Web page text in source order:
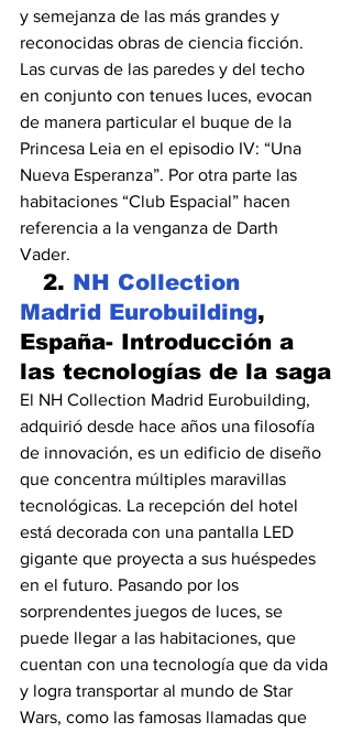
y semejanza de las más grandes y
reconocidas obras de ciencia ficción.
Las curvas de las paredes y del techo
en conjunto con tenues luces, evocan
de manera particular el buque de la
Princesa Leia en el episodio IV: “Una
Nueva Esperanza”. Por otra parte las
habitaciones “Club Espacial” hacen
referencia a la venganza de Darth
Vader.
2. NH Collection
Madrid Eurobuilding,
España- Introducción a
las tecnologías de la saga
El NH Collection Madrid Eurobuilding,
adquirió desde hace años una filosofía
de innovación, es un edificio de diseño
que concentra múltiples maravillas
tecnológicas. La recepción del hotel
está decorada con una pantalla LED
gigante que proyecta a sus huéspedes
en el futuro. Pasando por los
sorprendentes juegos de luces, se
puede llegar a las habitaciones, que
cuentan con una tecnología que da vida
y logra transportar al mundo de Star
Wars, como las famosas llamadas que